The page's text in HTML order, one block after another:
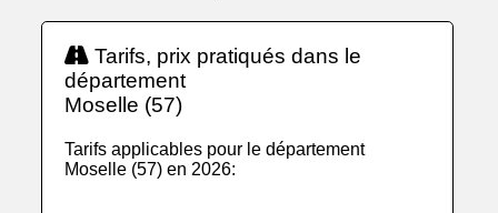
Tarifs, prix pratiqués dans le
département
Moselle (57)
Tarifs applicables pour le département
Moselle (57) en 2026: